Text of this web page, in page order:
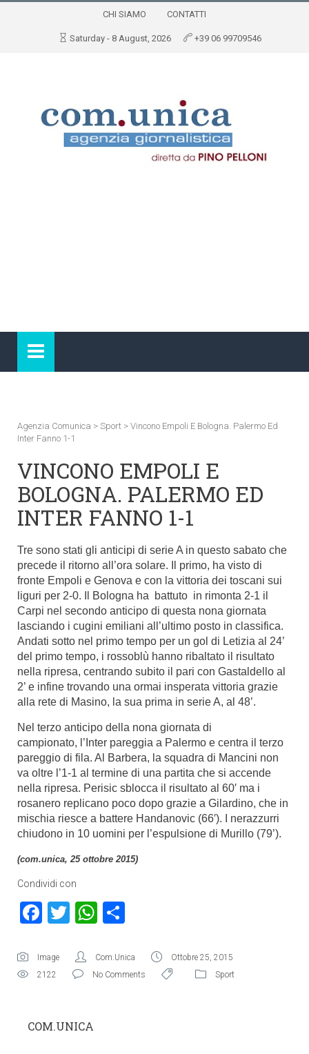
CHI SIAMO CONTATTI
Saturday - 8 August, 2026 +39 06 99709546
Agenzia Comunica > Sport > Vincono Empoli E Bologna. Palermo Ed
Inter Fanno 1-1
VINCONO EMPOLI E
BOLOGNA. PALERMO ED
INTER FANNO 1-1
Tre sono stati gli anticipi di serie A in questo sabato che
precede il ritorno all’ora solare. Il primo, ha visto di
fronte Empoli e Genova e con la vittoria dei toscani sui
liguri per 2-0. Il Bologna ha battuto in rimonta 2-1 il
Carpi nel secondo anticipo di questa nona giornata
lasciando i cugini emiliani all’ultimo posto in classifica.
Andati sotto nel primo tempo per un gol di Letizia al 24’
del primo tempo, i rossoblù hanno ribaltato il risultato
nella ripresa, centrando subito il pari con Gastaldello al
2’ e infine trovando una ormai insperata vittoria grazie
alla rete di Masino, la sua prima in serie A, al 48’.
Nel terzo anticipo della nona giornata di
campionato, l’Inter pareggia a Palermo e centra il terzo
pareggio di fila. Al Barbera, la squadra di Mancini non
va oltre l’1-1 al termine di una partita che si accende
nella ripresa. Perisic sblocca il risultato al 60′ ma i
rosanero replicano poco dopo grazie a Gilardino, che in
mischia riesce a battere Handanovic (66′). I nerazzurri
chiudono in 10 uomini per l’espulsione di Murillo (79’).
(com.unica, 25 ottobre 2015)
Condividi con
Facebook
TwitterWhatsApp
Image Com.Unica
Ottobre 25, 2015
2122
No Comments Sport
COM.UNICA